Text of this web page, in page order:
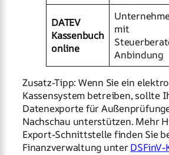
DATEV
Kassenbuch
online
mit
Anbindung
Zusatz-Tipp: Wenn Sie ein
Kassensystem betreiben, sollte
Datenexporte für
Nachschau unterstützen. Mehr
Export-Schnittstelle finden Sie
Finanzverwaltung unterDSFinV-